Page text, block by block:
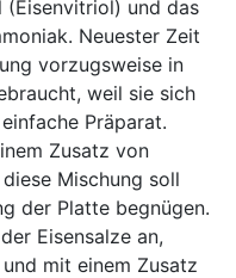
(Eisenvitriol) und das
Neuester Zeit
vorzugsweise in
weil sie sich
Präparat.
Zusatz von
Mischung soll
der Platte begnügen.
Eisensalze an,
mit einem Zusatz